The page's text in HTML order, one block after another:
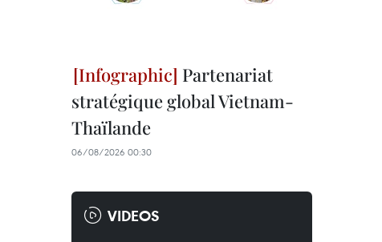
Partenariat
stratégique global Vietnam-
Thaïlande
06/08/2026 00:30
VIDEOS